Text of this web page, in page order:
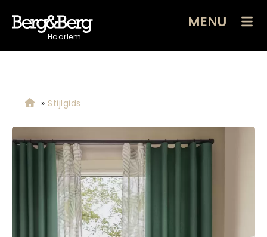
Haarlem
MENU
» Stijlgids